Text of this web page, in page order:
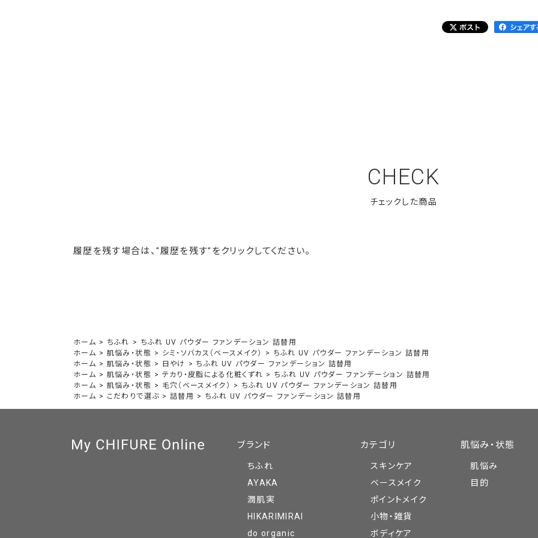
ホーム > ちふれ > ちふれ UV パウダー ファンデーション 詰替用
ホーム > 肌悩み・状態 > シミ・ソバカス（ベースメイク） > ちふれ UV パウダー ファンデーション 詰替用
ホーム > 肌悩み・状態 > 日やけ > ちふれ UV パウダー ファンデーション 詰替用
ホーム > 肌悩み・状態 > テカり・皮脂による化粧くずれ > ちふれ UV パウダー ファンデーション 詰替用
ホーム > 肌悩み・状態 > 毛穴（ベースメイク） > ちふれ UV パウダー ファンデーション 詰替用
ホーム > こだわりで選ぶ > 詰替用 > ちふれ UV パウダー ファンデーション 詰替用
CHECK
履歴を残す場合は、"履歴を残す"をクリックしてください。
ブランド
ちふれ
AYAKA
潤肌実
HIKARIMIRAI
do organic
カテゴリ
スキンケア
ベースメイク
ポイントメイク
小物・雑貨
ボディケア
肌悩み・状態
肌悩み
目的